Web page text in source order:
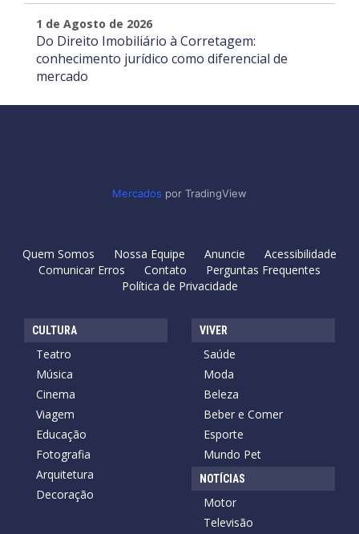
1 de Agosto de 2026
Do Direito Imobiliário à Corretagem:
conhecimento jurídico como diferencial de
mercado
Mercados por TradingView
Quem Somos Nossa Equipe Anuncie
Acessibilidade
Comunicar Erros
Contato
Perguntas Frequentes
Política de Privacidade
CULTURA
Teatro
Música
Cinema
Viagem
Educação
Fotografia
Arquitetura
Decoração
VIVER
Saúde
Moda
Beleza
Beber e Comer
Esporte
Mundo Pet
NOTÍCIAS
Motor
Televisão